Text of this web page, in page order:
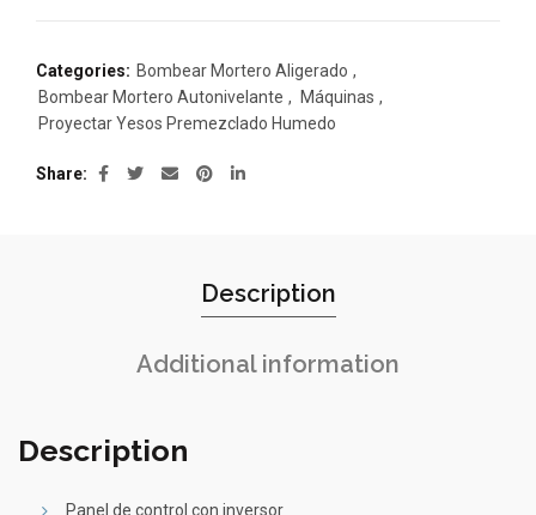
Categories: Bombear Mortero Aligerado ,
Bombear Mortero Autonivelante , Máquinas ,
Proyectar Yesos Premezclado Humedo
Share
Description
Additional information
Description
Panel de control con inversor